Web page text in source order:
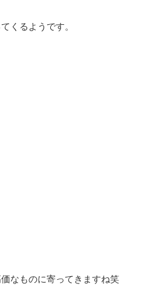
くるようです。
なものに寄ってきますね笑